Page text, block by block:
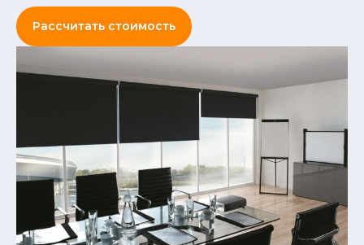
Рассчитать стоимость